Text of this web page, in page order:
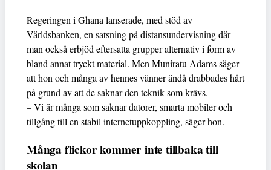
Regeringen i Ghana lanserade, med stöd av
Världsbanken, en satsning på distansundervisning där
man också erbjöd eftersatta grupper alternativ i form av
bland annat tryckt material. Men Muniratu Adams säger
att hon och många av hennes vänner ändå drabbades hårt
på grund av att de saknar den teknik som krävs.
– Vi är många som saknar datorer, smarta mobiler och
tillgång till en stabil internetuppkoppling, säger hon.
Många flickor kommer inte tillbaka till
skolan